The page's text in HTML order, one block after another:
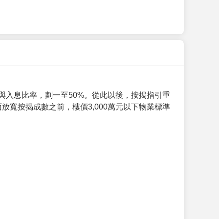
入息比率，劃一至50%。從此以後，按揭指引重
寬按揭成數之前，樓價3,000萬元以下物業標準